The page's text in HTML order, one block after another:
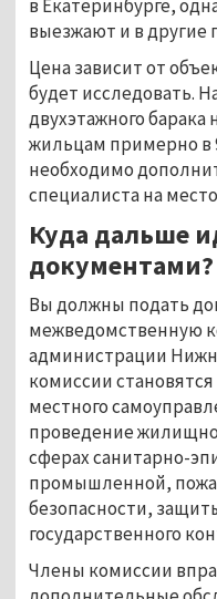
в Екатеринбурге,
выезжают и в другие
Цена зависит от
будет исследовать.
двухэтажного барака
жильцам примерно в
необходимо
специалиста на
Куда дальше
документами?
Вы должны подать
межведомственную
администрации
комиссии
местного
проведение
сферах санитарно-
промышленной,
безопасности,
государственного
Члены комиссии